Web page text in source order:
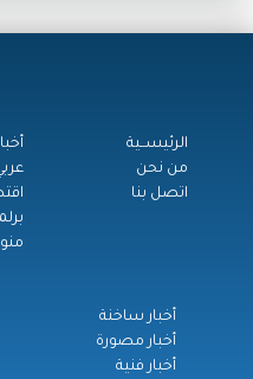
الرئيســية
من نحن
اتصل بنا
أخبار ساخنة
أخبار مصورة
أخبار فنية